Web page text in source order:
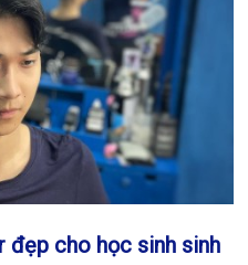
cho học sinh sinh